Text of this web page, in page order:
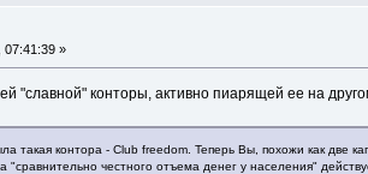
07:41:39 »
"славной" конторы, активно пиарящей ее на
такая контора - Club freedom. Теперь Вы, похожи как две
"сравнительно честного отъема денег у населения"